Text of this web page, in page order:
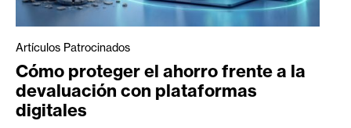
Artículos Patrocinados
Cómo proteger el ahorro frente a la
devaluación con plataformas
digitales